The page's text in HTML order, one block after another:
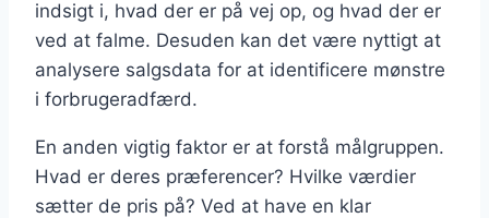
indsigt i, hvad der er på vej op, og hvad der er
ved at falme. Desuden kan det være nyttigt at
analysere salgsdata for at identificere mønstre
i forbrugeradfærd.
En anden vigtig faktor er at forstå målgruppen.
Hvad er deres præferencer? Hvilke værdier
sætter de pris på? Ved at have en klar